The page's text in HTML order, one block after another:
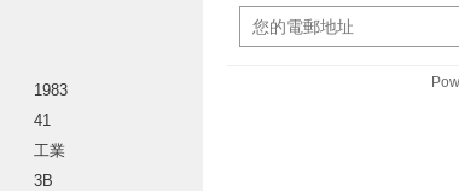
1983
41
工業
3B